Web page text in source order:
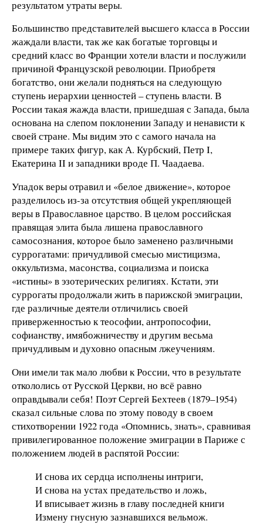
результатом утраты веры.
Большинство представителей высшего класса в России
жаждали власти, так же как богатые торговцы и
средний класс во Франции хотели власти и послужили
причиной Французской революции. Приобретя
богатство, они желали подняться на следующую
ступень иерархии ценностей – ступень власти. В
России такая жажда власти, пришедшая с Запада, была
основана на слепом поклонении Западу и ненависти к
своей стране. Мы видим это с самого начала на
примере таких фигур, как А. Курбский, Петр I,
Екатерина II и западники вроде П. Чаадаева.
Упадок веры отравил и «белое движение», которое
разделилось из-за отсутствия общей укрепляющей
веры в Православное царство. В целом российская
правящая элита была лишена православного
самосознания, которое было заменено различными
суррогатами: причудливой смесью мистицизма,
оккультизма, масонства, социализма и поиска
«истины» в эзотерических религиях. Кстати, эти
суррогаты продолжали жить в парижской эмиграции,
где различные деятели отличились своей
приверженностью к теософии, антропософии,
софианству, имябожничеству и другим весьма
причудливым и духовно опасным лжеучениям.
Они имели так мало любви к России, что в результате
откололись от Русской Церкви, но всё равно
оправдывали себя! Поэт Сергей Бехтеев (1879–1954)
сказал сильные слова по этому поводу в своем
стихотворении 1922 года «Опомнись, знать», сравнивая
привилегированное положение эмиграции в Париже с
положением людей в распятой России:
И снова их сердца исполнены интриги,
И снова на устах предательство и ложь,
И вписывает жизнь в главу последней книги
Измену гнусную зазнавшихся вельмож.